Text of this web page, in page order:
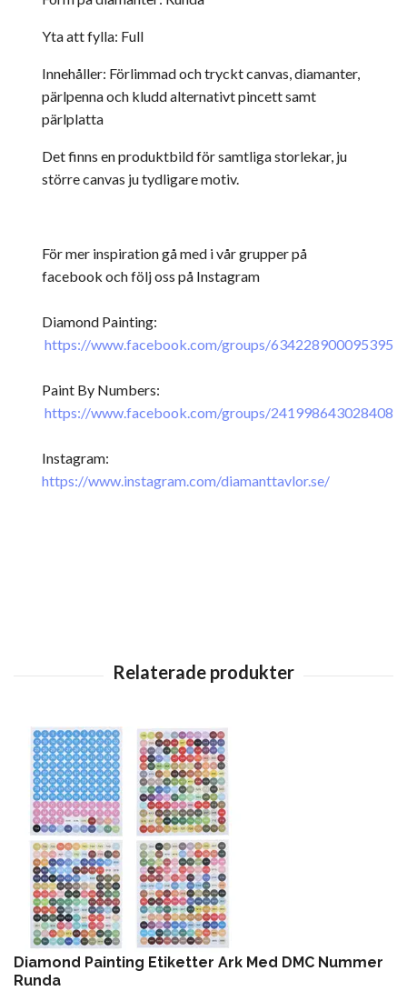
Yta att fylla: Full
Innehåller: Förlimmad och tryckt canvas, diamanter,
pärlpenna och kludd alternativt pincett samt
pärlplatta
Det finns en produktbild för samtliga storlekar, ju
större canvas ju tydligare motiv.
För mer inspiration gå med i vår grupper på
facebook och följ oss på Instagram
Diamond Painting:
https://www.facebook.com/groups/634228900095395
Paint By Numbers:
https://www.facebook.com/groups/241998643028408
Instagram:
https://www.instagram.com/diamanttavlor.se/
Diamond Painting Etiketter Ark Med DMC Nummer
Runda